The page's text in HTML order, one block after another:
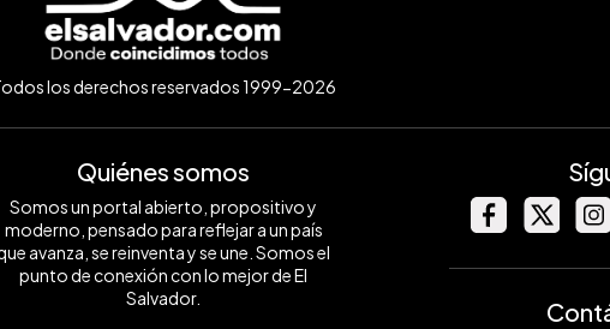
los derechos reservados 1999-2026
Quiénes somos
Somos un portal abierto, propositivo y
moderno, pensado para reflejar a un país
avanza, se reinventa y se une. Somos el
punto de conexión con lo mejor de El
Salvador.